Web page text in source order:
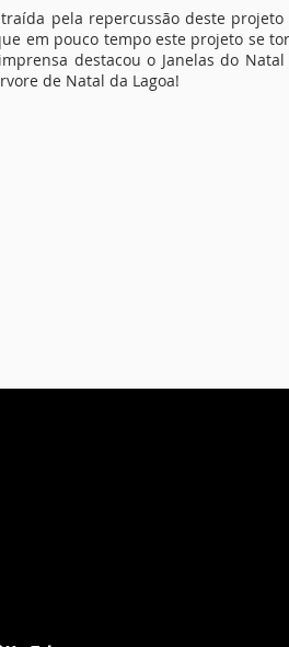
pela repercussão deste projeto
em pouco tempo este projeto se
destacou o Janelas do
de Natal da Lagoa!